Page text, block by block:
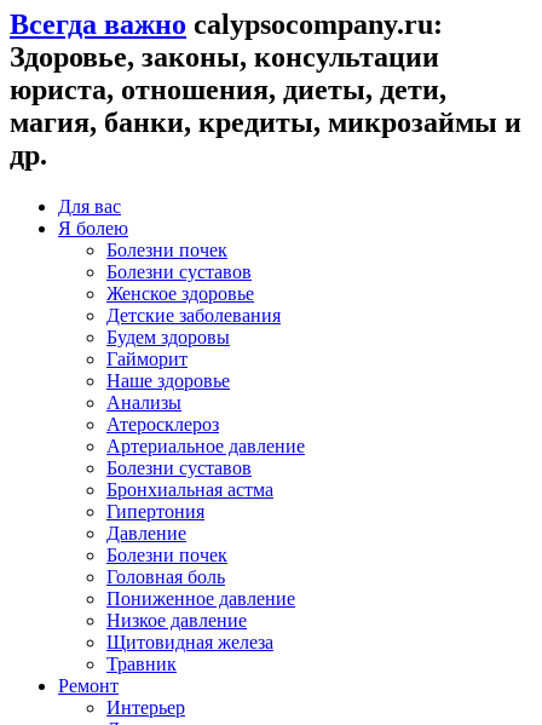
Всегда важно calypsocompany.ru:
Здоровье, законы, консультации
юриста, отношения, диеты, дети,
магия, банки, кредиты, микрозаймы и
др.
Для вас
Я болею
Болезни почек
Болезни суставов
Женское здоровье
Детские заболевания
Будем здоровы
Гайморит
Наше здоровье
Анализы
Атеросклероз
Артериальное давление
Болезни суставов
Бронхиальная астма
Гипертония
Давление
Болезни почек
Головная боль
Пониженное давление
Низкое давление
Щитовидная железа
Травник
Ремонт
Интерьер